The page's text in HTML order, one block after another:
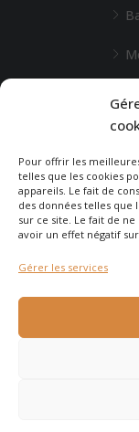
Pour offrir les
telles que les cookies
appareils. Le fait de
des données telles que
sur ce site. Le fait de
avoir un effet négatif
Gérer les services
Une
© 2026 - Agence
et Chocolatine Studio